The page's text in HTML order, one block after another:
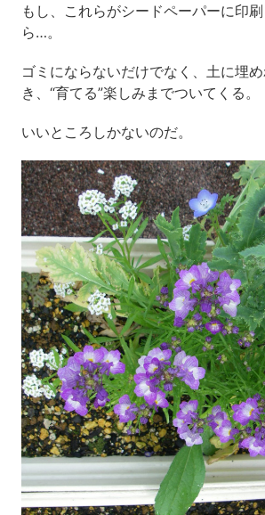
もし、これらがシードペーパーに印
ら…。
ゴミにならないだけでなく、土に埋
き、“育てる”楽しみまでついてくる。
いいところしかないのだ。